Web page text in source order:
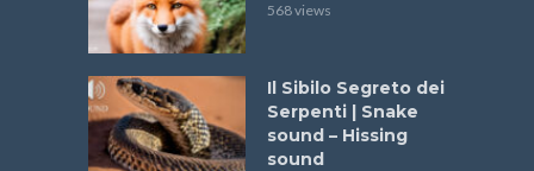
568 views
Il Sibilo Segreto dei
Serpenti | Snake
sound – Hissing
sound